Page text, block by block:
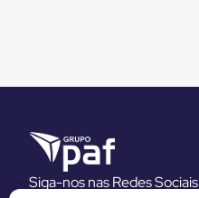
Siga-nos nas Redes Sociais